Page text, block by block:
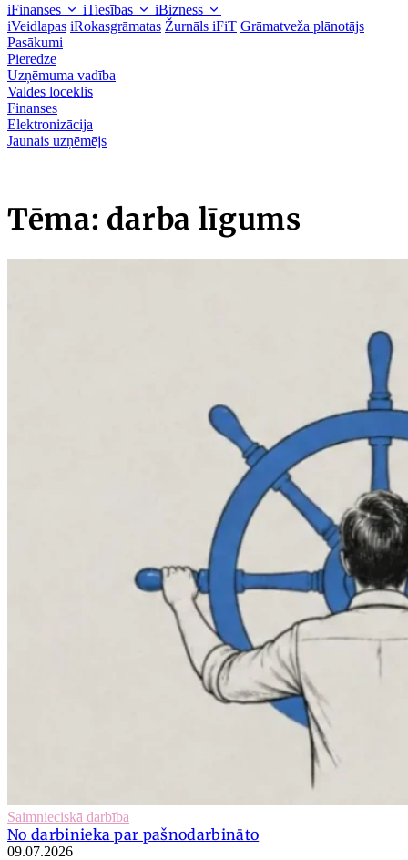
iFinanses iTiesības
iBizness
iVeidlapas iRokasgrāmatas Žurnāls iFiT Grāmatveža plānotājs
Pasākumi
Pieredze
Uzņēmuma vadība
Valdes loceklis
Finanses
Elektronizācija
Jaunais uzņēmējs
Tēma: darba līgums
Saimnieciskā darbība
No darbinieka par pašnodarbināto
09.07.2026